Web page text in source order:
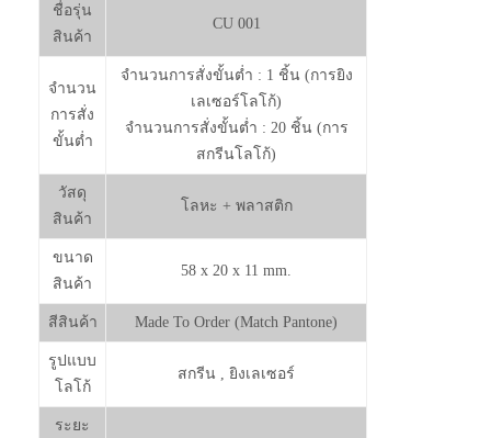
ชื่อรุ่น
สินค้า
CU 001
จำนวน
การสั่ง
ขั้นต่ำ
จำนวนการสั่งขั้นต่ำ : 1 ชิ้น (การยิง
เลเซอร์โลโก้)
จำนวนการสั่งขั้นต่ำ : 20 ชิ้น (การ
สกรีนโลโก้)
วัสดุ
สินค้า
โลหะ + พลาสติก
ขนาด
สินค้า
58 x 20 x 11 mm.
สีสินค้า Made To Order (Match Pantone)
รูปแบบ
โลโก้
สกรีน , ยิงเลเซอร์
ระยะ